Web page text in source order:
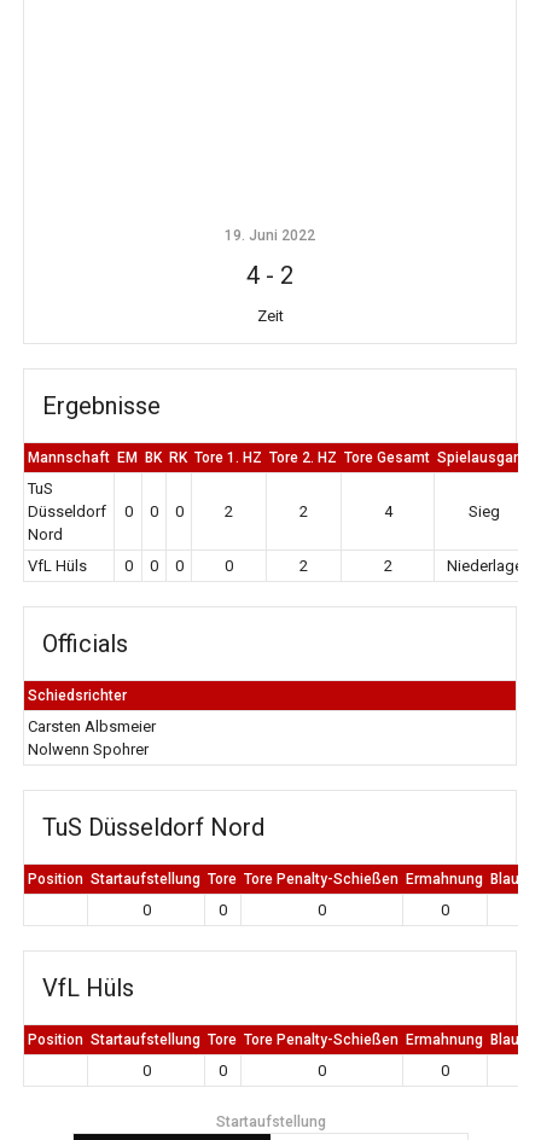
19. Juni 2022
4 - 2
Zeit
Ergebnisse
Mannschaft EM BK RK Tore 1. HZ Tore 2. HZ Tore Gesamt Spielausgang
TuS
Düsseldorf
Nord
0 0 0 2 2 4 Sieg
VfL Hüls 0 0 0 0 2 2 Niederlage
Officials
Schiedsrichter
Carsten Albsmeier
Nolwenn Spohrer
TuS Düsseldorf Nord
Position Startaufstellung Tore Tore Penalty-Schießen Ermahnung Blaue
0 0 0 0
VfL Hüls
Position Startaufstellung Tore Tore Penalty-Schießen Ermahnung Blaue
0 0 0 0
Startaufstellung